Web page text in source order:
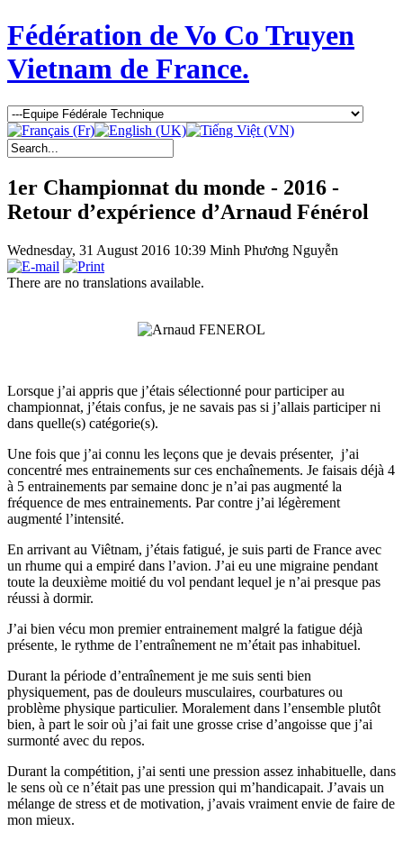
Fédération de Vo Co Truyen
Vietnam de France.
1er Championnat du monde - 2016 -
Retour d’expérience d’Arnaud Fénérol
Wednesday, 31 August 2016 10:39 Minh Phương Nguyễn
There are no translations available.
Lorsque j’ai appris que j’étais sélectionné pour participer au
championnat, j’étais confus, je ne savais pas si j’allais participer ni
dans quelle(s) catégorie(s).
Une fois que j’ai connu les leçons que je devais présenter, j’ai
concentré mes entrainements sur ces enchaînements. Je faisais déjà 4
à 5 entrainements par semaine donc je n’ai pas augmenté la
fréquence de mes entrainements. Par contre j’ai légèrement
augmenté l’intensité.
En arrivant au Viêtnam, j’étais fatigué, je suis parti de France avec
un rhume qui a empiré dans l’avion. J’ai eu une migraine pendant
toute la deuxième moitié du vol pendant lequel je n’ai presque pas
réussi à dormir.
J’ai bien vécu mon premier entrainement malgré la fatigue déjà
présente, le rythme de l’entraînement ne m’était pas inhabituel.
Durant la période d’entraînement je me suis senti bien
physiquement, pas de douleurs musculaires, courbatures ou
problème physique particulier. Moralement dans l’ensemble plutôt
bien, à part le soir où j’ai fait une grosse crise d’angoisse que j’ai
surmonté avec du repos.
Durant la compétition, j’ai senti une pression assez inhabituelle, dans
le sens où ce n’était pas une pression qui m’handicapait. J’avais un
mélange de stress et de motivation, j’avais vraiment envie de faire de
mon mieux.